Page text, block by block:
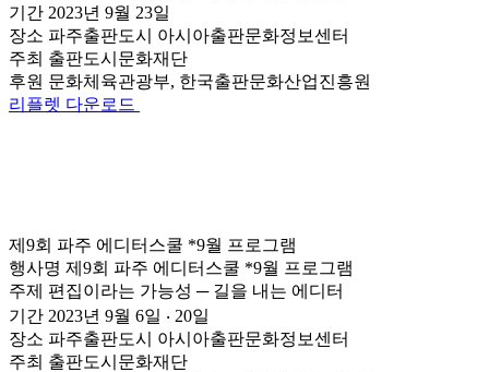
기간 2023년 9월 23일
장소 파주출판도시 아시아출판문화정보센터
주최 출판도시문화재단
후원 문화체육관광부, 한국출판문화산업진흥원
리플렛 다운로드
제9회 파주 에디터스쿨 *9월 프로그램
행사명 제9회 파주 에디터스쿨 *9월 프로그램
주제 편집이라는 가능성 ─ 길을 내는 에디터
기간 2023년 9월 6일 ‧ 20일
장소 파주출판도시 아시아출판문화정보센터
주최 출판도시문화재단